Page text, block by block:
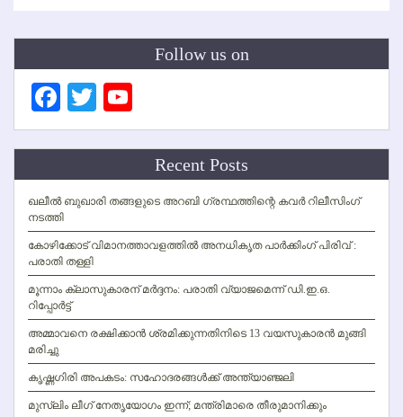
Follow us on
Facebook
Twitter
Channel
Recent Posts
ഖലീല്‍ ബുഖാരി തങ്ങളുടെ അറബി ഗ്രന്ഥത്തിന്റെ കവര്‍ റിലീസിംഗ്
നടത്തി
കോഴിക്കോട് വിമാനത്താവളത്തില്‍ അനധികൃത പാര്‍ക്കിംഗ് പിരിവ് :
പരാതി തള്ളി
മൂന്നാം ക്ലാസുകാരന് മര്‍ദ്ദനം: പരാതി വ്യാജമെന്ന് ഡി.ഇ.ഒ.
റിപ്പോര്‍ട്ട്
അമ്മാവനെ രക്ഷിക്കാന്‍ ശ്രമിക്കുന്നതിനിടെ 13 വയസുകാരന്‍ മുങ്ങി
മരിച്ചു
കൃഷ്ണഗിരി അപകടം: സഹോദരങ്ങള്‍ക്ക് അന്ത്യാഞ്ജലി
മുസ്ലിം ലീഗ് നേതൃയോഗം ഇന്ന്; മന്ത്രിമാരെ തീരുമാനിക്കും